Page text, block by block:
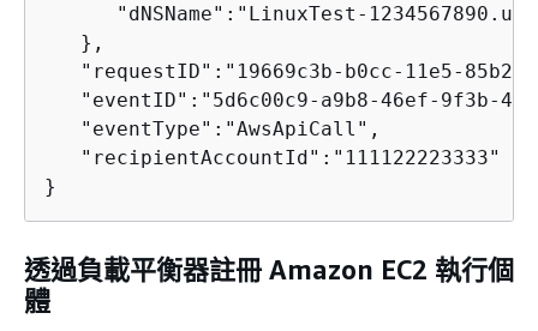
"dNSName":"LinuxTest-
   },
"requestID":"19669c3b-b0cc-11e5-85b2-
"eventID":"5d6c00c9-a9b8-46ef-9f3b-
   "eventType":"AwsApiCall",
   "recipientAccountId":"111122223333"
}
透過負載平衡器註冊 Amazon EC2 執行個
體